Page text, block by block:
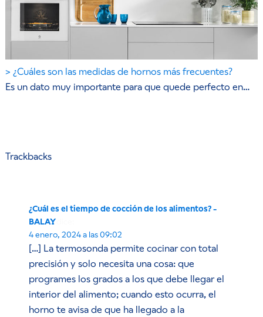
¿Cuáles son las medidas de hornos más frecuentes?
Es un dato muy importante para que quede perfecto en…
Trackbacks
¿Cuál es el tiempo de cocción de los alimentos? -
BALAY
4 enero, 2024 a las 09:02
[…] La termosonda permite cocinar con total
precisión y solo necesita una cosa: que
programes los grados a los que debe llegar el
interior del alimento; cuando esto ocurra, el
horno te avisa de que ha llegado a la